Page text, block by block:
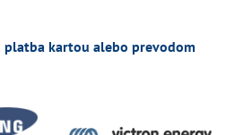
platba kartou alebo prevodom